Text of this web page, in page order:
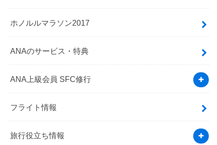
ホノルルマラソン2017
ANAのサービス・特典
ANA上級会員 SFC修行
フライト情報
旅行役立ち情報